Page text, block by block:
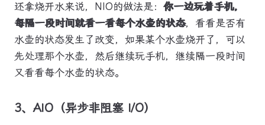
还拿烧开水来说，NIO的做法是： 你一边玩着手机，
每隔一段时间就看一看每个水壶的状态，看看是否有
水壶的状态发生了改变，如果某个水壶烧开了，可以
先处理那个水壶，然后继续玩手机，继续隔一段时间
又看看每个水壶的状态。
3、AIO（异步非阻塞 I/O）